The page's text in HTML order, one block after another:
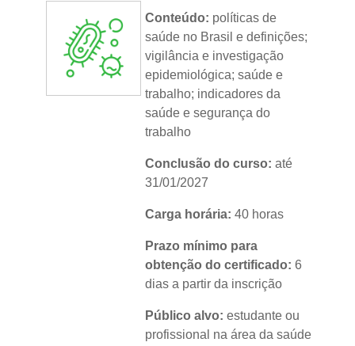
Idioma:português
Conteúdo: políticas de
saúde no Brasil e definições;
vigilância e investigação
epidemiológica; saúde e
trabalho; indicadores da
saúde e segurança do
trabalho
Conclusão do curso: até
31/01/2027
Carga horária: 40 horas
Prazo mínimo para
obtenção do certificado: 6
dias a partir da inscrição
Público alvo: estudante ou
profissional na área da saúde